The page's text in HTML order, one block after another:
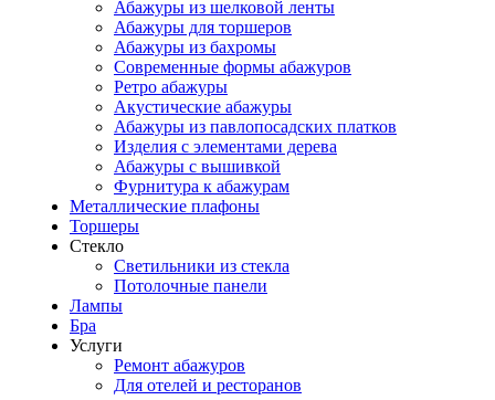
Абажуры из шелковой ленты
Абажуры для торшеров
Абажуры из бахромы
Современные формы абажуров
Ретро абажуры
Акустические абажуры
Абажуры из павлопосадских платков
Изделия с элементами дерева
Абажуры с вышивкой
Фурнитура к абажурам
Металлические плафоны
Торшеры
Стекло
Светильники из стекла
Потолочные панели
Лампы
Бра
Услуги
Ремонт абажуров
Для отелей и ресторанов